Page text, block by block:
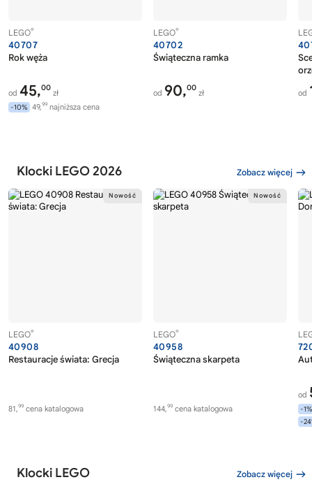
LEGO®
40707
Rok węża
od 45,00
zł
-10% 49,99 najniższa cena
LEGO®
40702
Świąteczna ramka
od 90,00
zł od
Klocki LEGO 2026 Zobacz więcej
LEGO®
40908
Restauracje świata: Grecja
81,99 cena katalogowa
LEGO®
40958
Świąteczna skarpeta
144,99 cena katalogowa
od
-1%
-
Klocki LEGO Zobacz więcej